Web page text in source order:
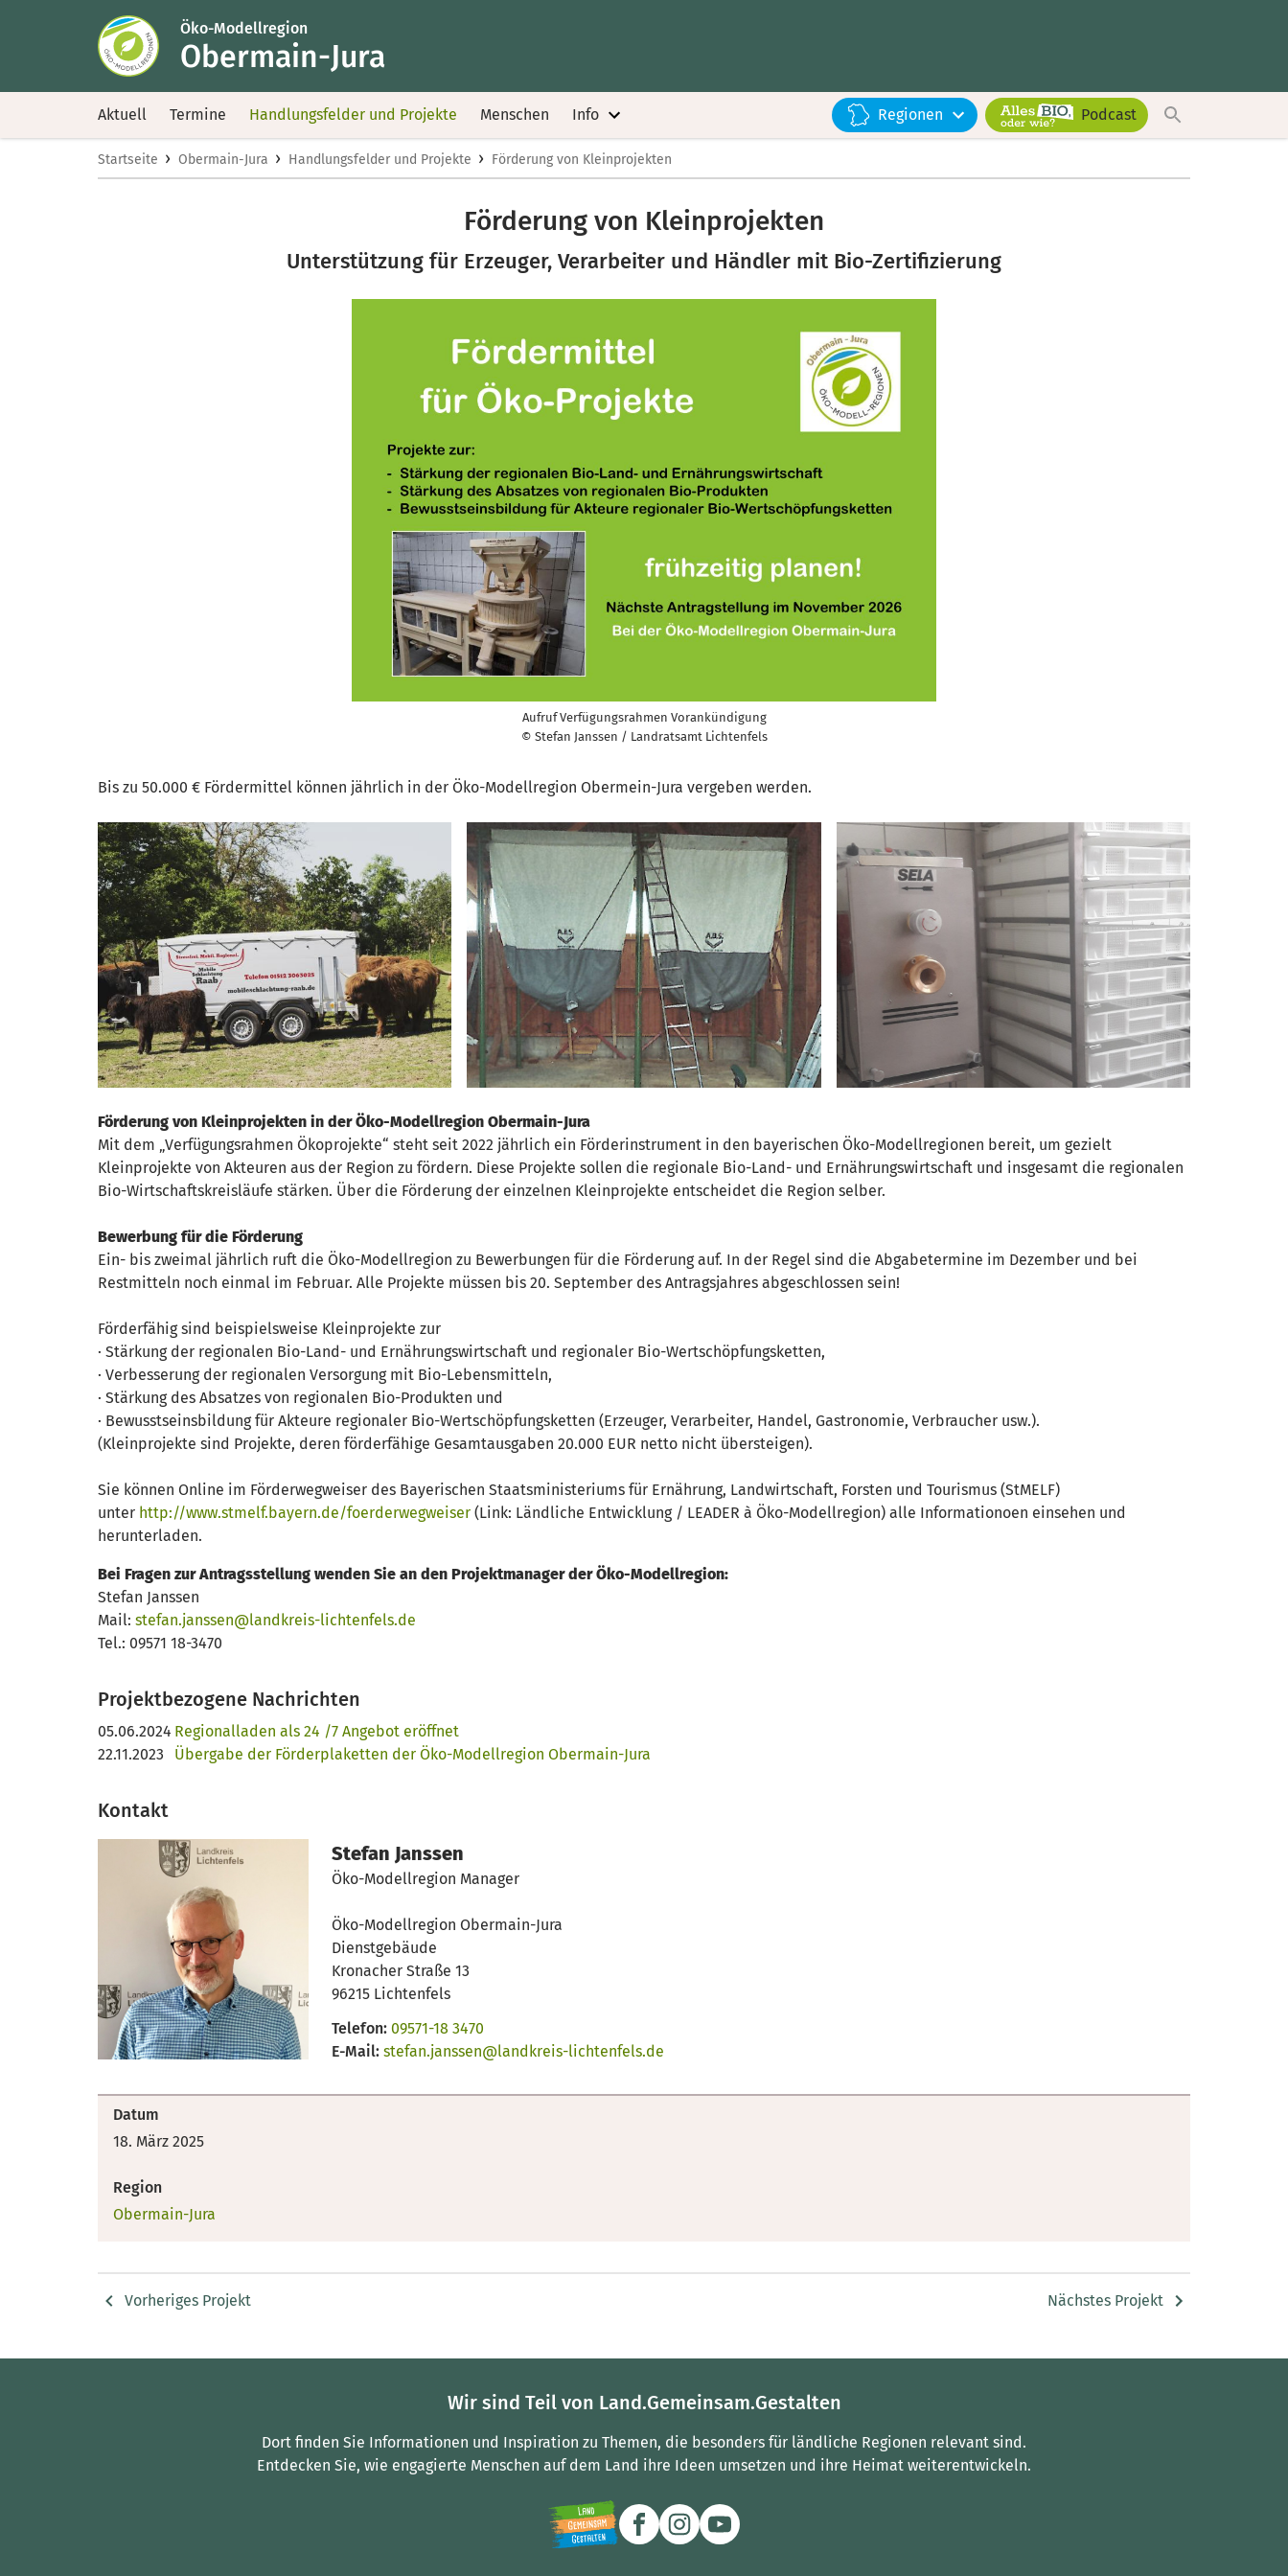
Öko-Modellregion
Obermain-Jura
Aktuell Termine Handlungsfelder und Projekte Menschen Info Regionen Podcast
Startseite › Obermain-Jura › Handlungsfelder und Projekte › Förderung von Kleinprojekten
Förderung von Kleinprojekten
Unterstützung für Erzeuger, Verarbeiter und Händler mit Bio-Zertifizierung
Aufruf Verfügungsrahmen Vorankündigung
© Stefan Janssen / Landratsamt Lichtenfels
Bis zu 50.000 € Fördermittel können jährlich in der Öko-Modellregion Obermein-Jura vergeben werden.
Förderung von Kleinprojekten in der Öko-Modellregion Obermain-Jura
Mit dem „Verfügungsrahmen Ökoprojekte“ steht seit 2022 jährlich ein Förderinstrument in den bayerischen Öko-Modellregionen bereit, um gezielt
Kleinprojekte von Akteuren aus der Region zu fördern. Diese Projekte sollen die regionale Bio-Land- und Ernährungswirtschaft und insgesamt die regionalen
Bio-Wirtschaftskreisläufe stärken. Über die Förderung der einzelnen Kleinprojekte entscheidet die Region selber.
Bewerbung für die Förderung
Ein- bis zweimal jährlich ruft die Öko-Modellregion zu Bewerbungen für die Förderung auf. In der Regel sind die Abgabetermine im Dezember und bei
Restmitteln noch einmal im Februar. Alle Projekte müssen bis 20. September des Antragsjahres abgeschlossen sein!
Förderfähig sind beispielsweise Kleinprojekte zur
· Stärkung der regionalen Bio-Land- und Ernährungswirtschaft und regionaler Bio-Wertschöpfungsketten,
· Verbesserung der regionalen Versorgung mit Bio-Lebensmitteln,
· Stärkung des Absatzes von regionalen Bio-Produkten und
· Bewusstseinsbildung für Akteure regionaler Bio-Wertschöpfungsketten (Erzeuger, Verarbeiter, Handel, Gastronomie, Verbraucher usw.).
(Kleinprojekte sind Projekte, deren förderfähige Gesamtausgaben 20.000 EUR netto nicht übersteigen).
Sie können Online im Förderwegweiser des Bayerischen Staatsministeriums für Ernährung, Landwirtschaft, Forsten und Tourismus (StMELF)
unter http://www.stmelf.bayern.de/foerderwegweiser (Link: Ländliche Entwicklung / LEADER à Öko-Modellregion) alle Informationoen einsehen und
herunterladen.
Bei Fragen zur Antragsstellung wenden Sie an den Projektmanager der Öko-Modellregion:
Stefan Janssen
Mail: stefan.janssen@landkreis-lichtenfels.de
Tel.: 09571 18-3470
Projektbezogene Nachrichten
05.06.2024 Regionalladen als 24 /7 Angebot eröffnet
22.11.2023
Übergabe der Förderplaketten der Öko-Modellregion Obermain-Jura
Kontakt
Stefan Janssen
Öko-Modellregion Manager
Öko-Modellregion Obermain-Jura
Dienstgebäude
Kronacher Straße 13
96215 Lichtenfels
Telefon: 09571-18 3470
E-Mail: stefan.janssen@landkreis-lichtenfels.de
Datum
18. März 2025
Region
Obermain-Jura
Vorheriges Projekt Nächstes Projekt
Wir sind Teil von Land.Gemeinsam.Gestalten
Dort finden Sie Informationen und Inspiration zu Themen, die besonders für ländliche Regionen relevant sind.
Entdecken Sie, wie engagierte Menschen auf dem Land ihre Ideen umsetzen und ihre Heimat weiterentwickeln.